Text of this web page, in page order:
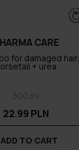
CARE
for damaged hair,
+ urea
500 ml
22.99 PLN
ADD TO CART